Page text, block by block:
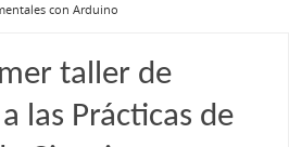
con Arduino
taller de
las Prácticas de